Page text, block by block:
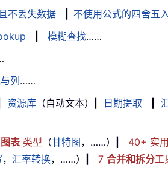
不丢失数据 不使用公式的四舍五入
模糊查找……
列……
资源库 （自动文本） 日期提取
图表 类型 （甘特图，……） 40+ 实用
， 汇率转换，……） 7 合并和拆分工